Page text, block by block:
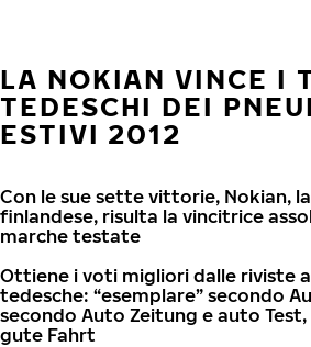
LA NOKIAN VINCE I
TEDESCHI DEI
ESTIVI 2012
Con le sue sette vittorie, Nokian,
finlandese, risulta la vincitrice
marche testate
Ottiene i voti migliori dalle riviste
tedesche: “esemplare” secondo
secondo Auto Zeitung e auto
gute Fahrt